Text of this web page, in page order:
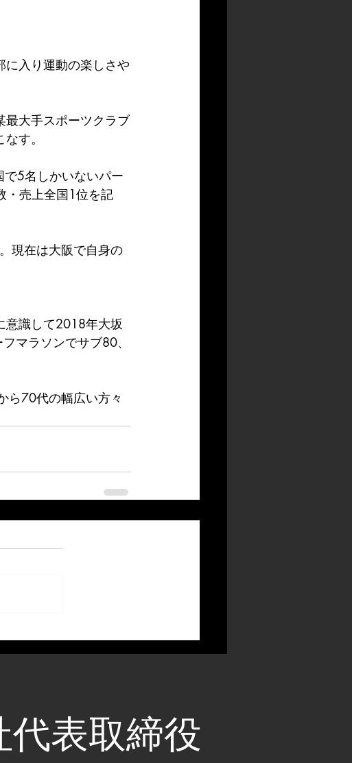
入り運動の楽しさや
最大手スポーツクラブ
す。
5名しかいないパー
・売上全国1位を記
現在は大阪で自身の
意識して2018年大坂
マラソンでサブ80、
ら70代の幅広い方々
表取締役